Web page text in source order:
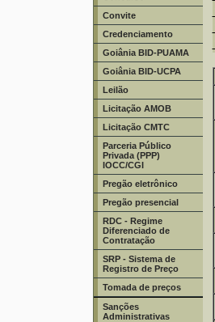
Convite
Credenciamento
Goiânia BID-PUAMA
Goiânia BID-UCPA
Leilão
Licitação AMOB
Licitação CMTC
Parceria Público
Privada (PPP)
IOCC/CGI
Pregão eletrônico
Pregão presencial
RDC - Regime
Diferenciado de
Contratação
SRP - Sistema de
Registro de Preço
Tomada de preços
Sanções
Administrativas